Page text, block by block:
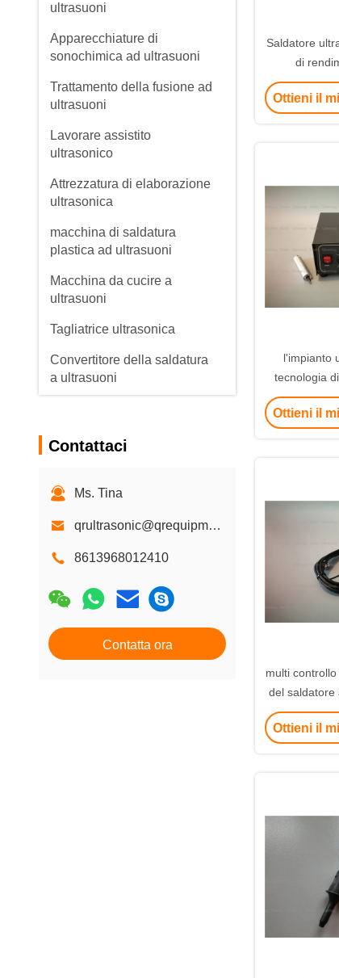
ultrasuoni
Apparecchiature di
sonochimica ad ultrasuoni
Trattamento della fusione ad
ultrasuoni
Lavorare assistito
ultrasonico
Attrezzatura di elaborazione
ultrasonica
macchina di saldatura
plastica ad ultrasuoni
Macchina da cucire a
ultrasuoni
Tagliatrice ultrasonica
Convertitore della saldatura
a ultrasuoni
Oscillatore ultrasonico
generatore dell'onda
ultrasonica
Saldatrice ultrasonica del
cablaggio del cavo
Saldatrice ultrasonica del
metallo
Contattaci
Ms. Tina
qrultrasonic@qrequipment.com
8613968012410
Contatta ora
Saldatore
di
Ottieni il
l'impianto
tecnologia
nastri
Ottieni il
multi
del saldatore
60Khz
azionamento
Ottieni il